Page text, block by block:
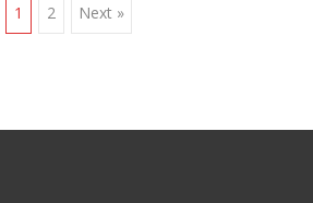
1 2 Next »